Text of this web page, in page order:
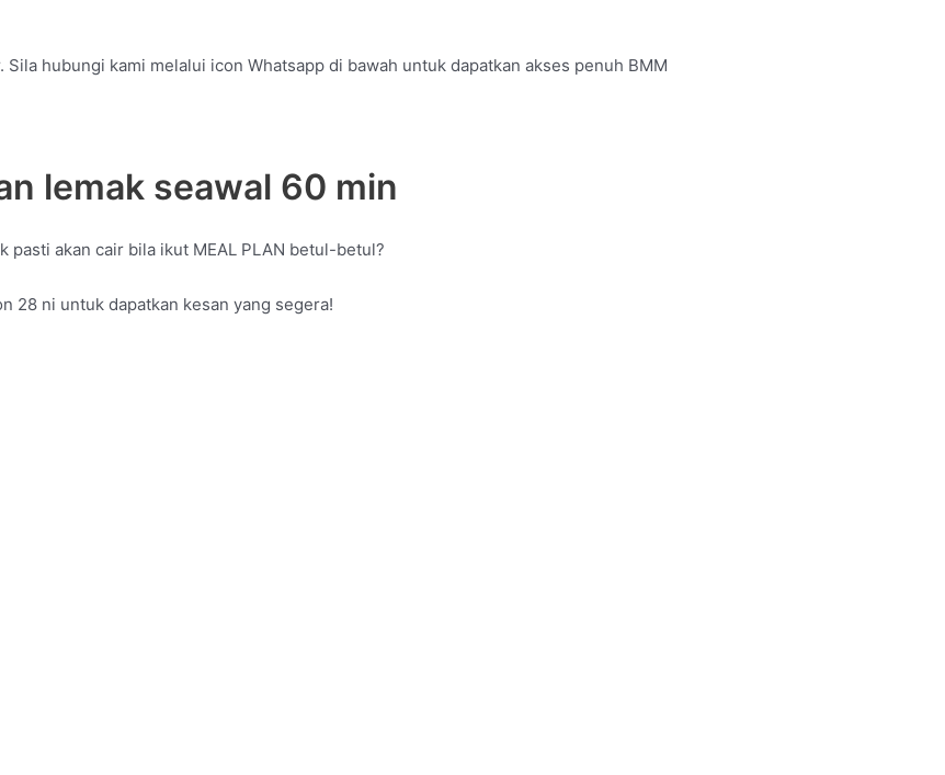
hubungi kami melalui icon Whatsapp di bawah untuk dapatkan akses penuh BMM
lemak seawal 60 min
pasti akan cair bila ikut MEAL PLAN betul-betul?
28 ni untuk dapatkan kesan yang segera!